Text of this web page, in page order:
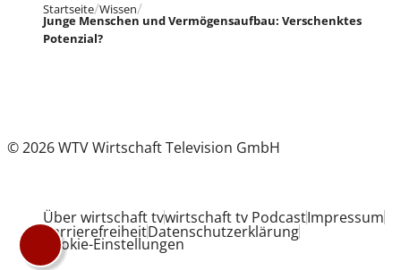
Startseite Wissen
Junge Menschen und Vermögensaufbau: Verschenktes
Potenzial?
© 2026 WTV Wirtschaft Television GmbH
Über wirtschaft tvwirtschaft tv PodcastImpressum
BarrierefreiheitDatenschutzerklärung
Cookie-Einstellungen